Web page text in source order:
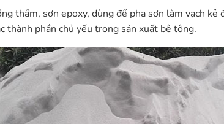
thấm, sơn epoxy, dùng để pha sơn làm vạch
thành phần chủ yếu trong sản xuất bê tông.